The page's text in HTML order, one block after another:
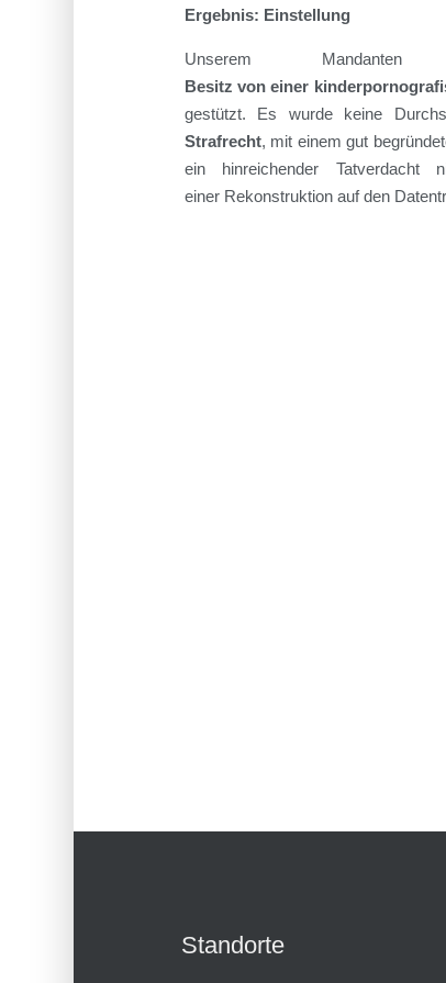
Ergebnis: Einstellung
Unserem Mandanten
Besitz voneiner kinder
gestützt. Es wurde keine
Strafrecht, mit einem gut
ein hinreichender
einerRekonstruktion auf den
Standorte